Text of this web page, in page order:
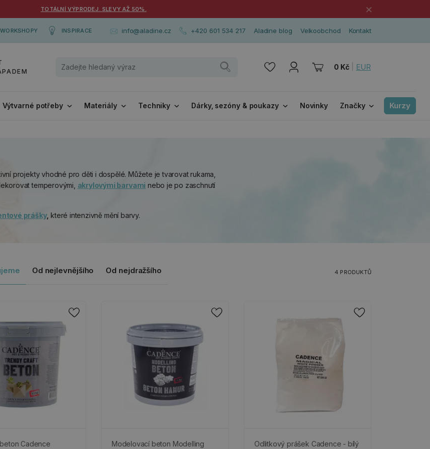
TOTÁLNÍ VÝPRODEJ. SLEVY AŽ 50%. ×
INSPIRACE info@aladine.cz +420 601 534 217 Aladine blog Velkoobchod Kontakt
0 Kč EUR
Výtvarné potřeby Materiály Techniky Dárky, sezóny & poukazy Novinky Značky Kurzy
projekty vhodné pro děti i dospělé. Můžete je tvarovat rukama,
temperovými, akrylovými barvami nebo je po zaschnutí
prášky, které intenzivně mění barvy.
Od nejlevnějšího Od nejdražšího 4 PRODUKTŮ
Cadence
Modelovací beton Modelling
Odlitkový prášek Cadence - bílý